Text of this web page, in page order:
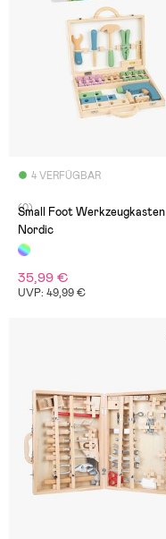
4 VERFÜGBAR
(0)
Small Foot Werkzeugkasten
Nordic
35,99 €
UVP: 49,99 €